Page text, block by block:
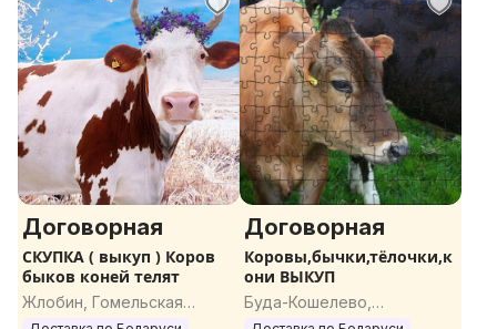
Договорная
СКУПКА ( выкуп ) Коров
быков коней телят
Жлобин, Гомельская
область
Договорная
Коровы,бычки,тёлочки,к
они ВЫКУП
Буда-Кошелево,
Гомельская область